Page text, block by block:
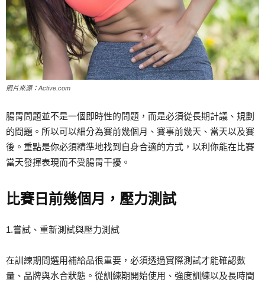
照片來源：Active.com
腸胃問題並不是一個即時性的問題，而是必須從長期計議、規劃
的問題。所以可以細分為賽前幾個月、賽事前幾天、當天以及賽
後。重點是你必須精準地找到自身合適的方式，以利你能在比賽
當天發揮表現而不受腸胃干擾。
比賽日前幾個月，壓力測試
1.嘗試、重新測試與壓力測試
在訓練期間選用補給品很重要，必須透過實際測試才能確認數
量、品牌與水合狀態。從訓練期開始使用、強度訓練以及長時間